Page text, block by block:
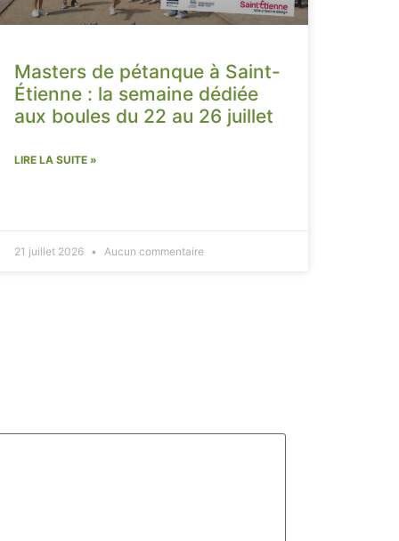
Masters de pétanque à Saint-
Étienne : la semaine dédiée
aux boules du 22 au 26 juillet
LIRE LA SUITE »
21 juillet 2026 Aucun commentaire